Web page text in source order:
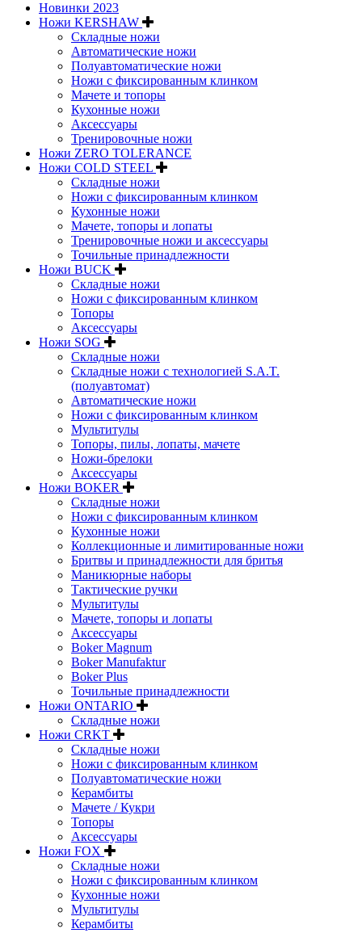
Новинки 2023
Ножи KERSHAW
Складные ножи
Автоматические ножи
Полуавтоматические ножи
Ножи с фиксированным клинком
Мачете и топоры
Кухонные ножи
Аксессуары
Тренировочные ножи
Ножи ZERO TOLERANCE
Ножи COLD STEEL
Складные ножи
Ножи с фиксированным клинком
Кухонные ножи
Мачете, топоры и лопаты
Тренировочные ножи и аксессуары
Точильные принадлежности
Ножи BUCK
Складные ножи
Ножи с фиксированным клинком
Топоры
Аксессуары
Ножи SOG
Складные ножи
Складные ножи с технологией S.A.T.
(полуавтомат)
Автоматические ножи
Ножи с фиксированным клинком
Мультитулы
Топоры, пилы, лопаты, мачете
Ножи-брелоки
Аксессуары
Ножи BOKER
Складные ножи
Ножи с фиксированным клинком
Кухонные ножи
Коллекционные и лимитированные ножи
Бритвы и принадлежности для бритья
Маникюрные наборы
Тактические ручки
Мультитулы
Мачете, топоры и лопаты
Аксессуары
Boker Magnum
Boker Manufaktur
Boker Plus
Точильные принадлежности
Ножи ONTARIO
Складные ножи
Ножи CRKT
Складные ножи
Ножи с фиксированным клинком
Полуавтоматические ножи
Керамбиты
Мачете / Кукри
Топоры
Аксессуары
Ножи FOX
Складные ножи
Ножи с фиксированным клинком
Кухонные ножи
Мультитулы
Керамбиты